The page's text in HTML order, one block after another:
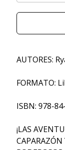
AUTORES:
FORMATO:
ISBN: 978-
¡LAS
CAPARAZÓN